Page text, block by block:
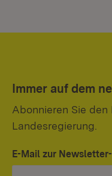
Immer auf dem
Abonnieren Sie
Landesregierung.
E-Mail zur